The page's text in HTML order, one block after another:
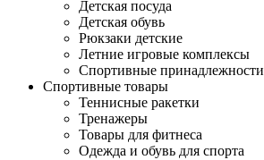
Детская посуда
Детская обувь
Рюкзаки детские
Летние игровые комплексы
Спортивные принадлежности
Спортивные товары
Теннисные ракетки
Тренажеры
Товары для фитнеса
Одежда и обувь для спорта